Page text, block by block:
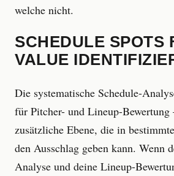
welche nicht.
SCHEDULE SPOTS
VALUE
Die systematische Schedule-
für Pitcher- und Lineup-
zusätzliche Ebene, die in
den Ausschlag geben kann. Wenn
Analyse und deine Lineup-